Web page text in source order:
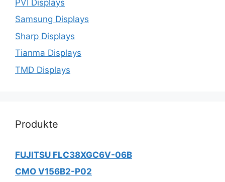
PVI Displays
Samsung Displays
Sharp Displays
Tianma Displays
TMD Displays
Produkte
FUJITSU FLC38XGC6V-06B
CMO V156B2-P02